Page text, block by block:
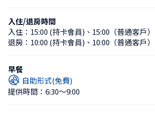
入住/退房時間
入住： 15:00 (持卡會員) 、 15:00（普通客戶）
退房： 10:00 (持卡會員) 、 10:00（普通客戶）
早餐
自助形式(免費)
提供時間：6:30〜9:00